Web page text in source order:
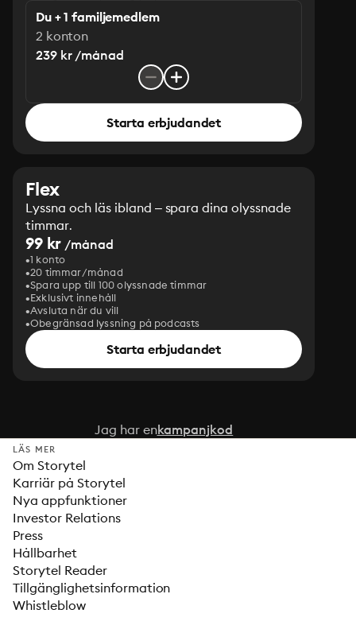
Du + 1 familjemedlem
2 konton
239 kr /månad
Starta erbjudandet
Flex
Lyssna och läs ibland – spara dina olyssnade
timmar.
99 kr /månad
1 konto
20 timmar/månad
Spara upp till 100 olyssnade timmar
Exklusivt innehåll
Avsluta när du vill
Obegränsad lyssning på podcasts
Starta erbjudandet
Jag har enkampanjkod
LÄS MER
Om Storytel
Karriär på Storytel
Nya appfunktioner
Investor Relations
Press
Hållbarhet
Storytel Reader
Tillgänglighetsinformation
Whistleblow